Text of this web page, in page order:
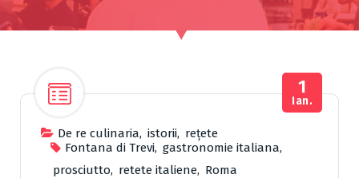
t
De re culinaria, istorii, reţete
Fontana di Trevi, gastronomie italiana,
prosciutto, retete italiene, Roma
1
Ian.